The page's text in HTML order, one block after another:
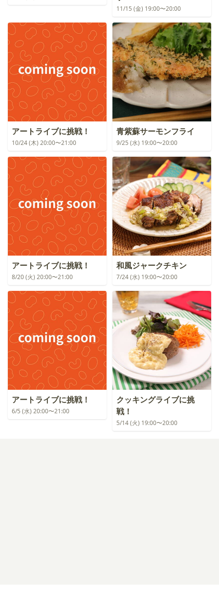
11/15 (金) 19:00〜20:00
アートライブに挑戦！
10/24 (木) 20:00〜21:00
青紫蘇サーモンフライ
9/25 (水) 19:00〜20:00
アートライブに挑戦！
8/20 (火) 20:00〜21:00
和風ジャークチキン
7/24 (水) 19:00〜20:00
アートライブに挑戦！
6/5 (水) 20:00〜21:00
クッキングライブに挑
戦！
5/14 (火) 19:00〜20:00